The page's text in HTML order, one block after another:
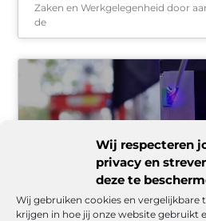
Wij respecteren
privacy en
deze te
Wij gebruiken cookies en
krijgen in hoe jij onze website gebruikt
Zaken en Werkgelegenheid door
de